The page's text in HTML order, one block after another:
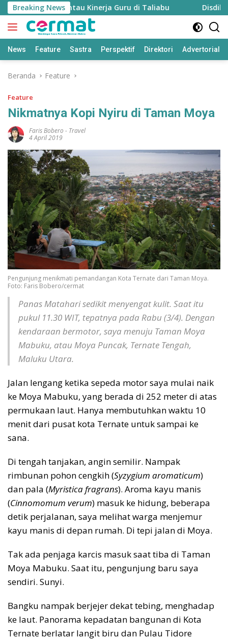
Langsung
ke
konten
Breaking News
untuk Pantau Kinerja Guru di Taliabu Disdik Taliabu
News Feature Sastra Perspektif Direktori Advertorial
Beranda Feature
Feature
Nikmatnya Kopi Nyiru di Taman Moya
Faris Bobero - Travel
4 April 2019
Pengunjung menikmati pemandangan Kota Ternate dari Taman Moya.
Foto: Faris Bobero/cermat
Panas Matahari sedikit menyengat kulit. Saat itu
pukul 11.30 WIT, tepatnya pada Rabu (3/4). Dengan
kendaraan bermotor, saya menuju Taman Moya
Mabuku, atau Moya Puncak, Ternate Tengah,
Maluku Utara.
Jalan lengang ketika sepeda motor saya mulai naik
ke Moya Mabuku, yang berada di 252 meter di atas
permukaan laut. Hanya membutuhkan waktu 10
menit dari pusat kota Ternate untuk sampai ke
sana.
Di tengah tanjakan, angin semilir. Nampak
rimbunan pohon cengkih (Syzygium aromaticum)
dan pala (Myristica fragrans). Aroma kayu manis
(Cinnomomum verum) masuk ke hidung, beberapa
detik perjalanan, saya melihat warga menjemur
kayu manis di depan rumah. Di tepi jalan di Moya.
Tak ada penjaga karcis masuk saat tiba di Taman
Moya Mabuku. Saat itu, pengunjung baru saya
sendiri. Sunyi.
Bangku nampak berjejer dekat tebing, menghadap
ke laut. Panorama kepadatan bangunan di Kota
Ternate berlatar langit biru dan Pulau Tidore